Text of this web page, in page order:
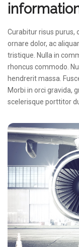
Curabitur risus purus,
ornare dolor, ac
tristique. Nulla in
rhoncus commodo.
hendrerit massa.
Morbi in orci gravida,
scelerisque porttitor